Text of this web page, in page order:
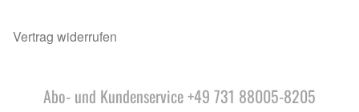
Vertrag widerrufen
Abo- und Kundenservice +49 731 88005-8205